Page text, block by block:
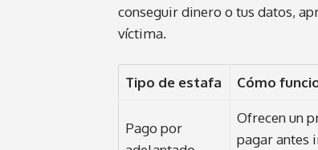
conseguir dinero o tus datos,
víctima.
Tipo de estafa Cómo
Pago por
Ofrecen un
pagar antes